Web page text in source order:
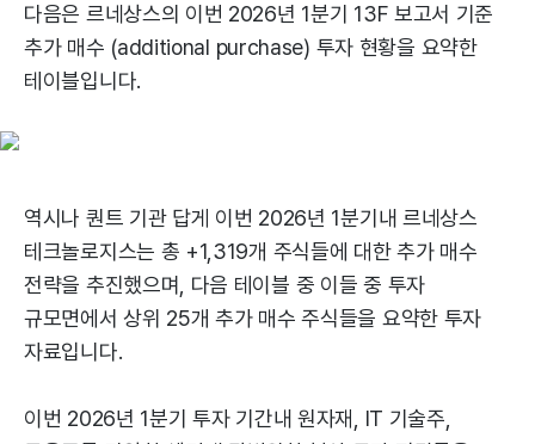
다음은 르네상스의 이번 2026년 1분기 13F 보고서 기준
추가 매수 (additional purchase) 투자 현황을 요약한
테이블입니다.
역시나 퀀트 기관 답게 이번 2026년 1분기내 르네상스
테크놀로지스는 총 +1,319개 주식들에 대한 추가 매수
전략을 추진했으며, 다음 테이블 중 이들 중 투자
규모면에서 상위 25개 추가 매수 주식들을 요약한 투자
자료입니다.
이번 2026년 1분기 투자 기간내 원자재, IT 기술주,